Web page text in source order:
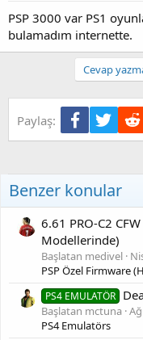
PSP 3000 var PS1
bulamadım internette.
Cevap
Paylaş: Facebook
Twitter
Benzer konular
6.61 PRO-C2
Modellerinde)
Başlatan medivel
PSP Özel Firmware
PS4 EMULATÖR
Başlatan mctuna
PS4 Emulatörs